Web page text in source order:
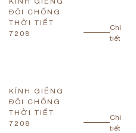
ĐÔI CHỐNG
THỜI TIẾT
7208
Chi
tiết
KÍNH GIẾNG
ĐÔI CHỐNG
THỜI TIẾT
7208
Chi
tiết